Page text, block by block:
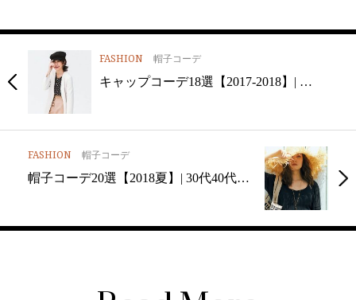
FASHION 帽子コーデ
キャップコーデ18選【2017-2018】| …
FASHION 帽子コーデ
帽子コーデ20選【2018夏】| 30代40代…